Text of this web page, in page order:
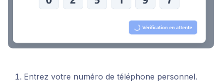
Entrez votre numéro de téléphone personnel.